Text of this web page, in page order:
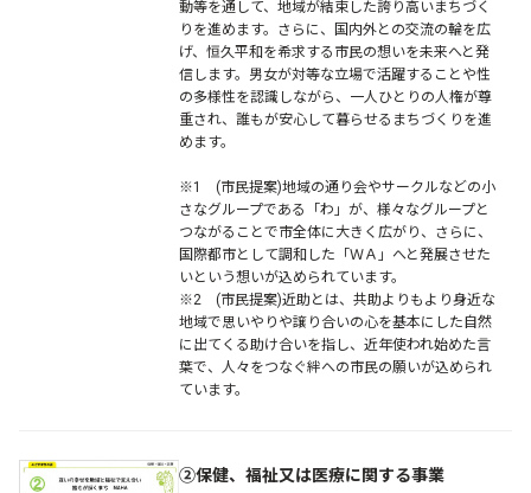
動等を通して、地域が結束した誇り高いまちづく
りを進めます。さらに、国内外との交流の輪を広
げ、恒久平和を希求する市民の想いを未来へと発
信します。男女が対等な立場で活躍することや性
の多様性を認識しながら、一人ひとりの人権が尊
重され、誰もが安心して暮らせるまちづくりを進
めます。
※1 (市民提案)地域の通り会やサークルなどの小
さなグループである「わ」が、様々なグループと
つながることで市全体に大きく広がり、さらに、
国際都市として調和した「ＷＡ」へと発展させた
いという想いが込められています。
※2 (市民提案)近助とは、共助よりもより身近な
地域で思いやりや譲り合いの心を基本にした自然
に出てくる助け合いを指し、近年使われ始めた言
葉で、人々をつなぐ絆への市民の願いが込められ
ています。
②保健、福祉又は医療に関する事業